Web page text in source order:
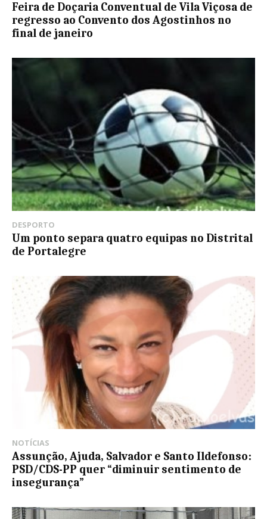
Feira de Doçaria Conventual de Vila Viçosa de
regresso ao Convento dos Agostinhos no
final de janeiro
DESPORTO
Um ponto separa quatro equipas no Distrital
de Portalegre
NOTÍCIAS
Assunção, Ajuda, Salvador e Santo Ildefonso:
PSD/CDS-PP quer “diminuir sentimento de
insegurança”